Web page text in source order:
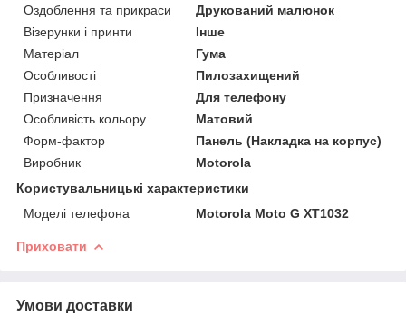
Оздоблення та прикраси
Друкований малюнок
Візерунки і принти
Інше
Матеріал
Гума
Особливості
Пилозахищений
Призначення
Для телефону
Особливість кольору
Матовий
Форм-фактор
Панель (Накладка на корпус)
Виробник
Motorola
Користувальницькі характеристики
Моделі телефона
Motorola Moto G XT1032
Приховати
Умови доставки